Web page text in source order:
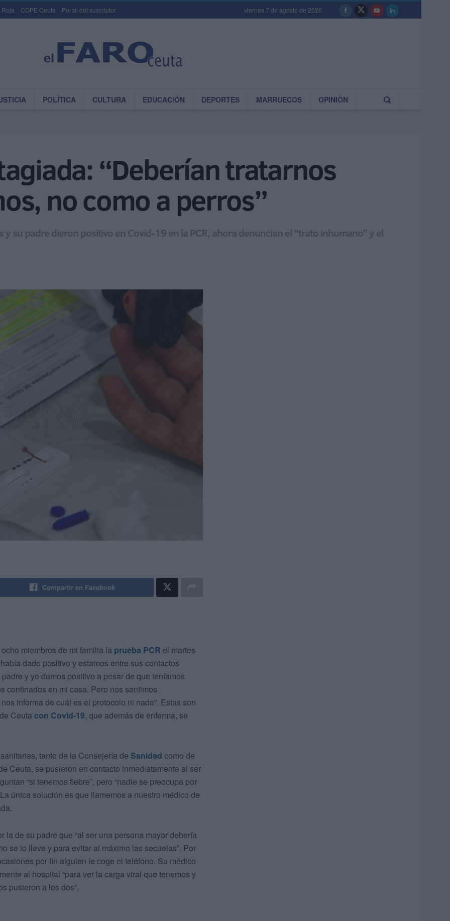
Roja COPE Ceuta Portal del suscriptor viernes 7 de agosto de 2026
POLÍTICA CULTURA EDUCACIÓN DEPORTES MARRUECOS OPINIÓN
“Deberían tratarnos
no como a perros”
y su padre dieron positivo en Covid-19 en la PCR, ahora denuncian el “trato inhumano” y el
Compartir en Facebook
miembros de mi familia la prueba PCR el martes
dado positivo y estamos entre sus contactos
y yo damos positivo a pesar de que teníamos
confinados en mi casa. Pero nos sentimos
informa de cuál es el protocolo ni nada”. Estas son
Ceuta con Covid-19, que además de enferma, se
tanto de la Consejería de Sanidad como de
Ceuta, se pusieron en contacto inmediatamente al ser
“si tenemos fiebre”, pero “nadie se preocupa por
única solución es que llamemos a nuestro médico de
de su padre que “al ser una persona mayor debería
se lo lleve y para evitar al máximo las secuelas”. Por
por fin alguien le coge el teléfono. Su médico
al hospital “para ver la carga viral que tenemos y
pusieron a los dos”.